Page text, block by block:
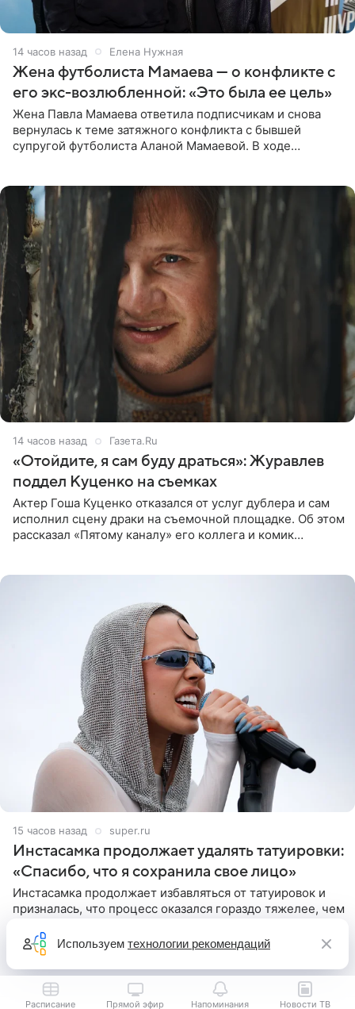
14 часов назад Елена Нужная
Жена футболиста Мамаева — о конфликте с
его экс-возлюбленной: «Это была ее цель»
Жена Павла Мамаева ответила подписчикам и снова
вернулась к теме затяжного конфликта с бывшей
супругой футболиста Аланой Мамаевой. В ходе
14 часов назад Газета.Ru
«Отойдите, я сам буду драться»: Журавлев
поддел Куценко на съемках
Актер Гоша Куценко отказался от услуг дублера и сам
исполнил сцену драки на съемочной площадке. Об этом
рассказал «Пятому каналу» его коллега и комик
15 часов назад super.ru
Инстасамка продолжает удалять татуировки:
«Спасибо, что я сохранила свое лицо»
Инстасамка продолжает избавляться от татуировок и
призналась, что процесс оказался гораздо тяжелее, чем
очередной сеанс удаления рисунков стал для нее
«ужасно
Расписание Прямой эфир Напоминания Новости ТВ
Используем технологии рекомендаций